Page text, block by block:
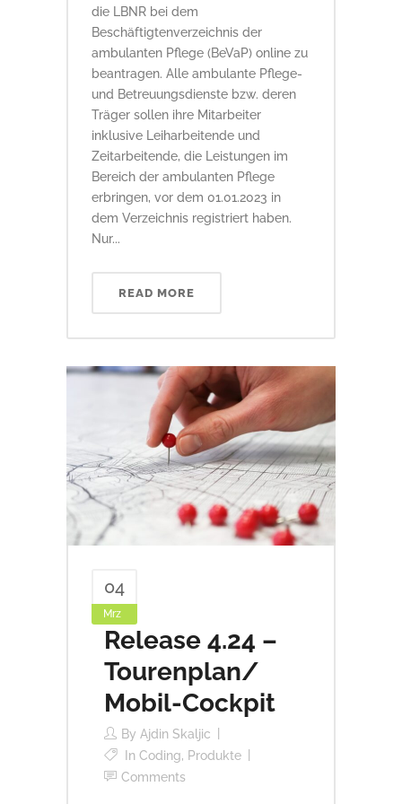
die LBNR bei dem
Beschäftigtenverzeichnis der
ambulanten Pflege (BeVaP) online zu
beantragen. Alle ambulante Pflege-
und Betreuungsdienste bzw. deren
Träger sollen ihre Mitarbeiter
inklusive Leiharbeitende und
Zeitarbeitende, die Leistungen im
Bereich der ambulanten Pflege
erbringen, vor dem 01.01.2023 in
dem Verzeichnis registriert haben.
Nur...
READ MORE
04
Mrz
Release 4.24 –
Tourenplan/
Mobil-Cockpit
By Ajdin Skaljic
In Coding, Produkte
Comments